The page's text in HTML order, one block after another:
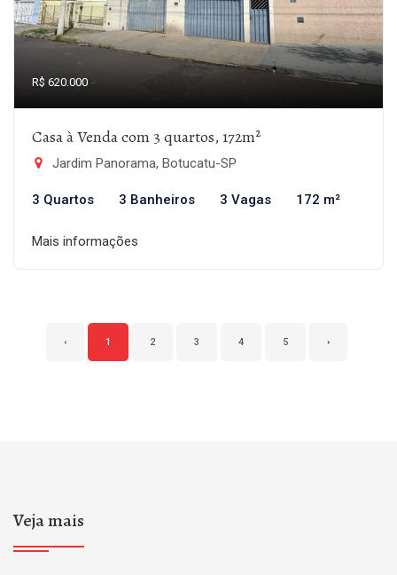
R$ 620.000
Casa à Venda com 3 quartos, 172m²
Jardim Panorama, Botucatu-SP
3 Quartos 3 Banheiros 3 Vagas 172 m²
Mais informações
‹ 1 2 3 4 5 ›
Veja mais